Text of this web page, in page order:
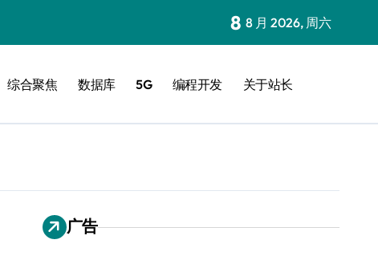
8 8 月 2026, 周六
综合聚焦 数据库 5G 编程开发 关于站长
广告